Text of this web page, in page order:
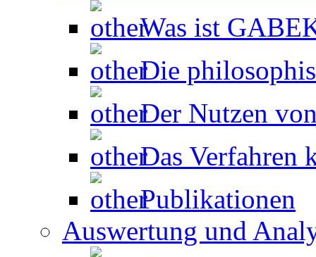
Was ist
Die
Der Nutzen
Das Verfahren
Publikationen
Auswertung und